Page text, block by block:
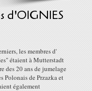
d'OIGNIES
les membres d'
étaient à Mutterstadt
des 20 ans de jumelage
Polonais de Przazka et
également